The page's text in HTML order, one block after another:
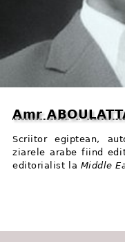
Amr
Scriitor egiptean,
ziarele arabe fiind
editorialist la Middle